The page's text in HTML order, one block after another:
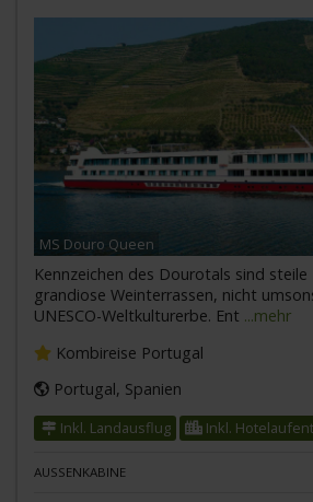
MS Douro Queen
Kennzeichen des Dourotals sind steile
grandiose Weinterrassen, nicht
UNESCO-Weltkulturerbe. Ent ...mehr
Kombireise Portugal
Portugal, Spanien
Inkl. Landausflug Inkl.
AUSSENKABINE